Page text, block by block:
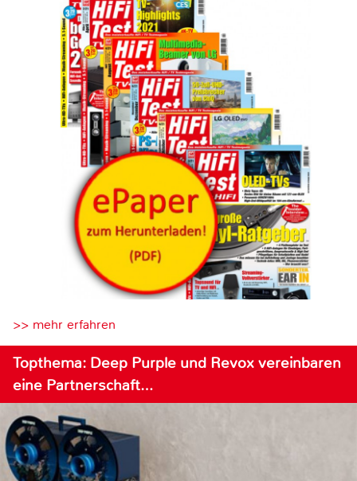
>> mehr erfahren
Topthema: Deep Purple und Revox vereinbaren
eine Partnerschaft…